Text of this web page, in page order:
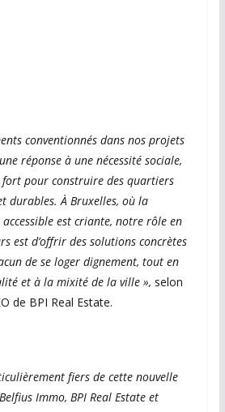
conventionnés dans nos projets
réponse à une nécessité sociale,
fort pour construire des quartiers
durables. À Bruxelles, où la
est criante, notre rôle en
est d’offrir des solutions concrètes
de se loger dignement, tout en
et à la mixité de la ville », selon
de BPI Real Estate.
fiers de cette nouvelle
Immo, BPI Real Estate et